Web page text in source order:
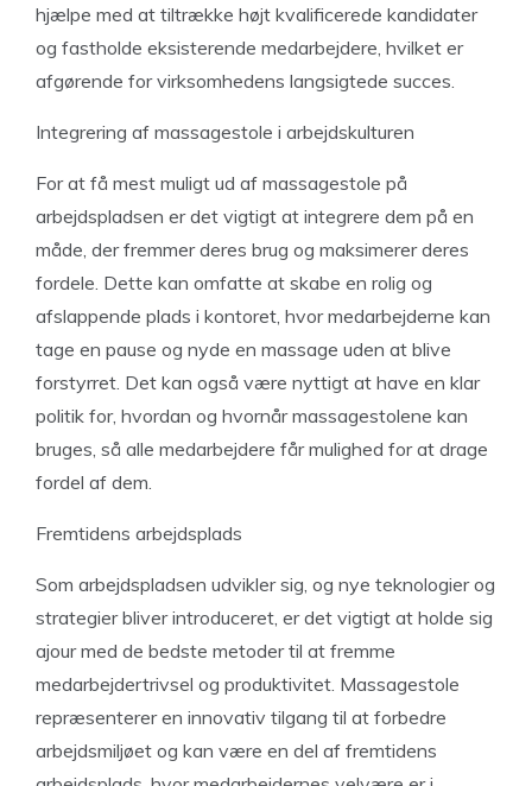
hjælpe med at tiltrække højt kvalificerede kandidater
og fastholde eksisterende medarbejdere, hvilket er
afgørende for virksomhedens langsigtede succes.
Integrering af massagestole i arbejdskulturen
For at få mest muligt ud af massagestole på
arbejdspladsen er det vigtigt at integrere dem på en
måde, der fremmer deres brug og maksimerer deres
fordele. Dette kan omfatte at skabe en rolig og
afslappende plads i kontoret, hvor medarbejderne kan
tage en pause og nyde en massage uden at blive
forstyrret. Det kan også være nyttigt at have en klar
politik for, hvordan og hvornår massagestolene kan
bruges, så alle medarbejdere får mulighed for at drage
fordel af dem.
Fremtidens arbejdsplads
Som arbejdspladsen udvikler sig, og nye teknologier og
strategier bliver introduceret, er det vigtigt at holde sig
ajour med de bedste metoder til at fremme
medarbejdertrivsel og produktivitet. Massagestole
repræsenterer en innovativ tilgang til at forbedre
arbejdsmiljøet og kan være en del af fremtidens